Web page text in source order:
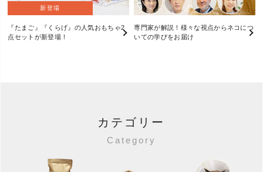
新登場
『たまご』『くらげ』の人気おもちゃ2
点セットが新登場！
専門家が解説！様々な視点からネコにつ
いての学びをお届け
カテゴリー
Category